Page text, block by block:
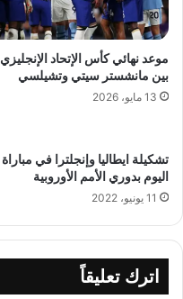
موعد نهائي كأس الإتحاد الإنجليزي
بين مانشستر سيتي وتشيلسي
13 مايو، 2026
تشكيلة ايطاليا وإنجلترا في مباراة
اليوم بدوري الأمم الأوروبية
11 يونيو، 2022
اترك تعليقاً